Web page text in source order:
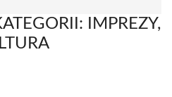
IMPREZY,